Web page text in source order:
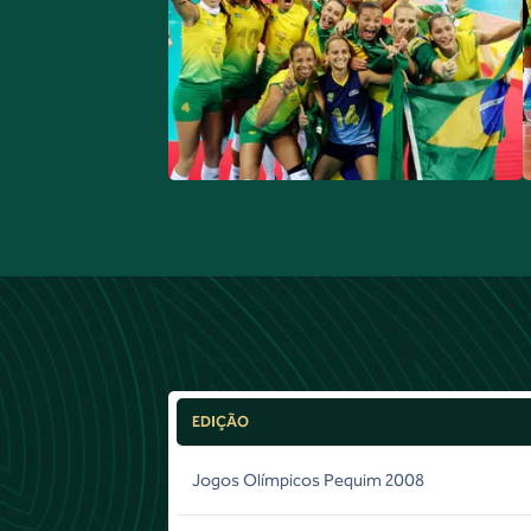
EDIÇÃO
Jogos Olímpicos Pequim 2008